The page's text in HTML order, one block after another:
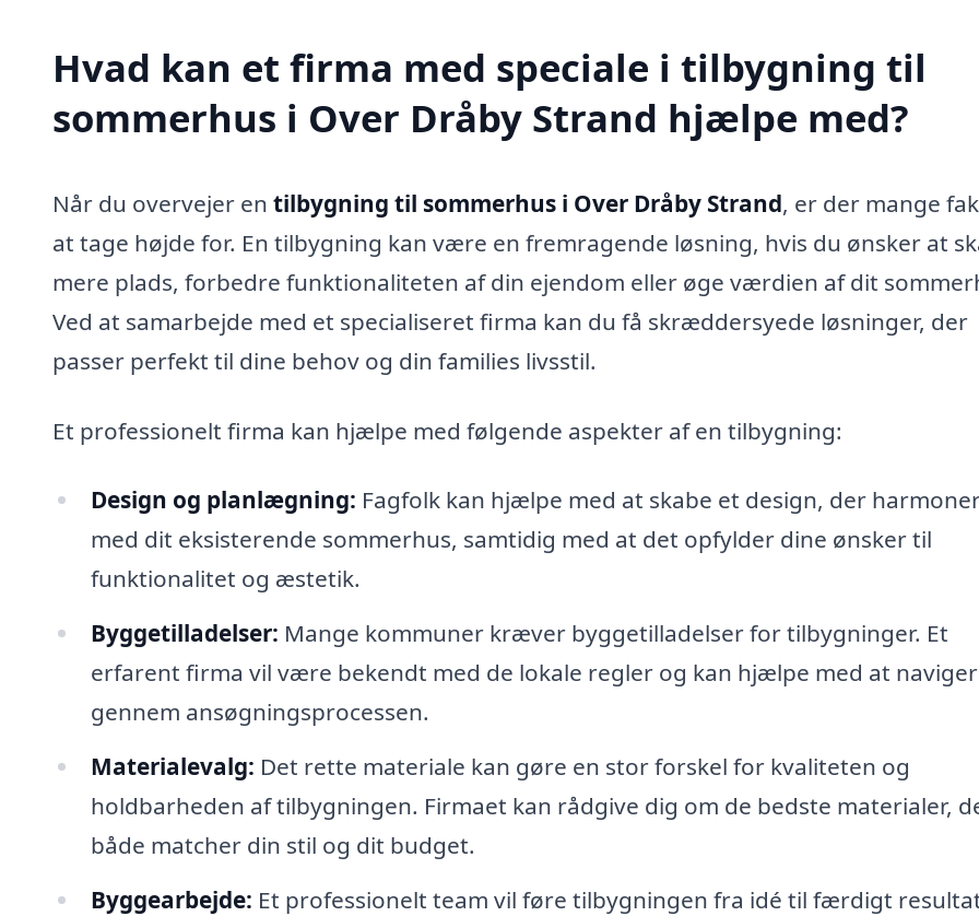
Hvad kan et firma med speciale i tilbygning til
sommerhus i Over Dråby Strand hjælpe med?
Når du overvejer en tilbygning til sommerhus i Over Dråby Strand, er der mange
at tage højde for. En tilbygning kan være en fremragende løsning, hvis du ønsker at
mere plads, forbedre funktionaliteten af din ejendom eller øge værdien af dit
Ved at samarbejde med et specialiseret firma kan du få skræddersyede løsninger, der
passer perfekt til dine behov og din families livsstil.
Et professionelt firma kan hjælpe med følgende aspekter af en tilbygning:
Design og planlægning: Fagfolk kan hjælpe med at skabe et design, der
med dit eksisterende sommerhus, samtidig med at det opfylder dine ønsker til
funktionalitet og æstetik.
Byggetilladelser: Mange kommuner kræver byggetilladelser for tilbygninger. Et
erfarent firma vil være bekendt med de lokale regler og kan hjælpe med at
gennem ansøgningsprocessen.
Materialevalg: Det rette materiale kan gøre en stor forskel for kvaliteten og
holdbarheden af tilbygningen. Firmaet kan rådgive dig om de bedste materialer,
både matcher din stil og dit budget.
Byggearbejde: Et professionelt team vil føre tilbygningen fra idé til færdigt